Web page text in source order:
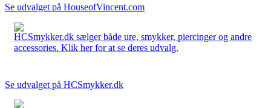
Se udvalget på HouseofVincent.com
HCSmykker.dk sælger både ure, smykker, piercinger og andre
accessories. Klik her for at se deres udvalg.
Se udvalget på HCSmykker.dk